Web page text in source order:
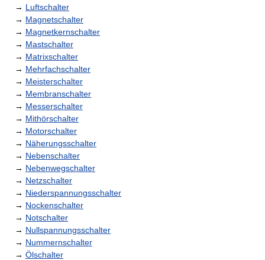
→ Luftschalter
→ Magnetschalter
→ Magnetkernschalter
→ Mastschalter
→ Matrixschalter
→ Mehrfachschalter
→ Meisterschalter
→ Membranschalter
→ Messerschalter
→ Mithörschalter
→ Motorschalter
→ Näherungsschalter
→ Nebenschalter
→ Nebenwegschalter
→ Netzschalter
→ Niederspannungsschalter
→ Nockenschalter
→ Notschalter
→ Nullspannungsschalter
→ Nummernschalter
→ Ölschalter